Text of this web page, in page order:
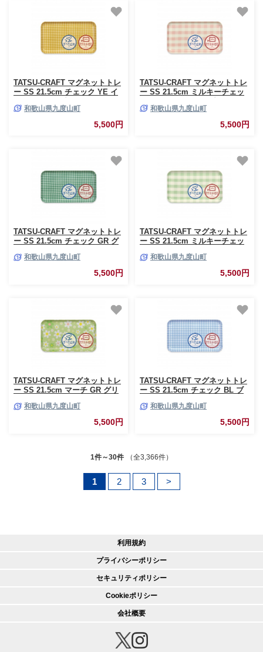
TATSU-CRAFT マグネットトレ
ー SS 21.5cm チェック YE イ
［Tk1053］
和歌山県九度山町
5,500円
TATSU-CRAFT マグネットトレ
ー SS 21.5cm ミルキーチェッ
［Tk1066］
和歌山県九度山町
5,500円
TATSU-CRAFT マグネットトレ
ー SS 21.5cm チェック GR グ
［Tk1051］
和歌山県九度山町
5,500円
TATSU-CRAFT マグネットトレ
ー SS 21.5cm ミルキーチェッ
［Tk1065］
和歌山県九度山町
5,500円
TATSU-CRAFT マグネットトレ
ー SS 21.5cm マーチ GR グリ
［Tk1061］
和歌山県九度山町
5,500円
TATSU-CRAFT マグネットトレ
ー SS 21.5cm チェック BL ブ
［Tk1050］
和歌山県九度山町
5,500円
1件～30件 （全3,366件）
1 2 3 >
利用規約
プライバシーポリシー
セキュリティポリシー
Cookieポリシー
会社概要